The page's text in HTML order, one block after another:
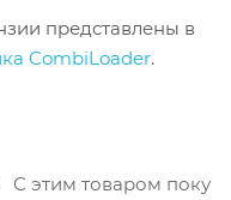
представлены в
CombiLoader.
С этим товаром